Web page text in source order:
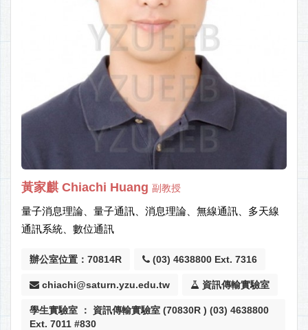
黃家麒 Chiachi Huang 副教授
量子消息理論、量子通訊、消息理論、無線通訊、多天線
通訊系統、數位通訊
辦公室位置：70814R (03) 4638800 Ext. 7316
chiachi@saturn.yzu.edu.tw 資訊傳輸實驗室
學生實驗室 ： 資訊傳輸實驗室 (70830R ) (03) 4638800
Ext. 7011 #830